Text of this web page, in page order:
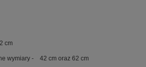
cm
wymiary - 42 cm oraz 62 cm